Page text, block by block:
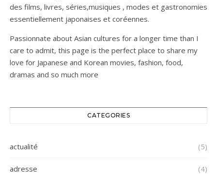
des films, livres, séries,musiques , modes et gastronomies
essentiellement japonaises et coréennes.
Passionnate about Asian cultures for a longer time than I
care to admit, this page is the perfect place to share my
love for Japanese and Korean movies, fashion, food,
dramas and so much more
CATEGORIES
actualité (5)
adresse (4)